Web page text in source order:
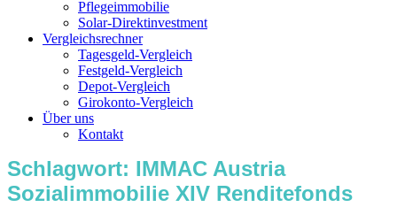
Pflegeimmobilie
Solar-Direktinvestment
Vergleichsrechner
Tagesgeld-Vergleich
Festgeld-Vergleich
Depot-Vergleich
Girokonto-Vergleich
Über uns
Kontakt
Schlagwort: IMMAC Austria
Sozialimmobilie XIV Renditefonds